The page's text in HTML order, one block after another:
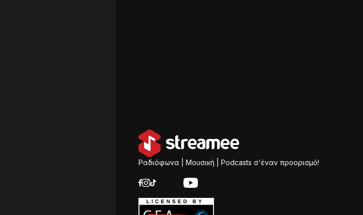
Ραδιόφωνα | Μουσική | Podcasts σ'έναν προορισμό!